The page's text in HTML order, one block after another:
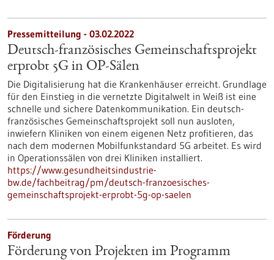
Pressemitteilung - 03.02.2022
Deutsch-französisches Gemeinschaftsprojekt
erprobt 5G in OP-Sälen
Die Digitalisierung hat die Krankenhäuser erreicht. Grundlage
für den Einstieg in die vernetzte Digitalwelt in Weiß ist eine
schnelle und sichere Datenkommunikation. Ein deutsch-
französisches Gemeinschaftsprojekt soll nun ausloten,
inwiefern Kliniken von einem eigenen Netz profitieren, das
nach dem modernen Mobilfunkstandard 5G arbeitet. Es wird
in Operationssälen von drei Kliniken installiert.
https://www.gesundheitsindustrie-
bw.de/fachbeitrag/pm/deutsch-franzoesisches-
gemeinschaftsprojekt-erprobt-5g-op-saelen
Förderung
Förderung von Projekten im Programm